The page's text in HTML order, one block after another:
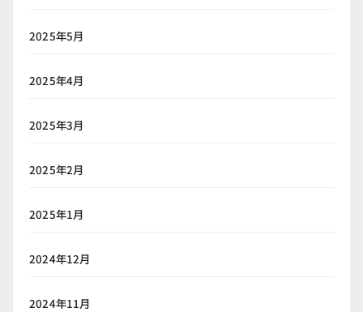
2025年5月
2025年4月
2025年3月
2025年2月
2025年1月
2024年12月
2024年11月